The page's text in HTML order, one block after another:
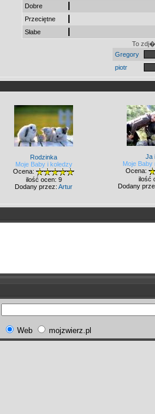
Dobre
Przeciętne
Słabe
To
Gregory
piotr
Rodzinka
Moje Baby i koledzy
Ocena:
ilość ocen: 9
Dodany przez: Artur
Ja
Moje Baby
Ocena:
ilość
Dodany
Web mojzwierz.pl